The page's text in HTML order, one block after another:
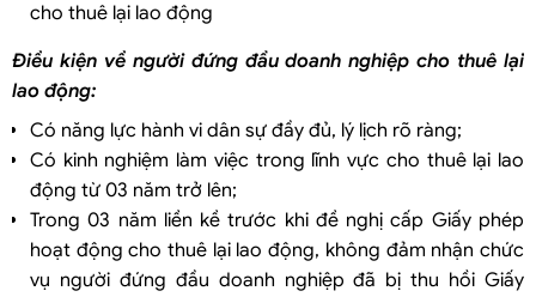
cho thuê lại lao động
Điều kiện về người đứng đầu doanh nghiệp cho thuê lại
lao động:
Có năng lực hành vi dân sự đầy đủ, lý lịch rõ ràng;
Có kinh nghiệm làm việc trong lĩnh vực cho thuê lại lao
động từ 03 năm trở lên;
Trong 03 năm liền kề trước khi đề nghị cấp Giấy phép
hoạt động cho thuê lại lao động, không đảm nhận chức
vụ người đứng đầu doanh nghiệp đã bị thu hồi Giấy